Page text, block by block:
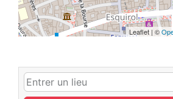
Leaflet | ©